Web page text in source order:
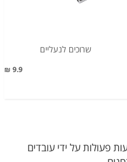
שרוכים לנעליים
9.9 ₪
פעולות על ידי עובדים